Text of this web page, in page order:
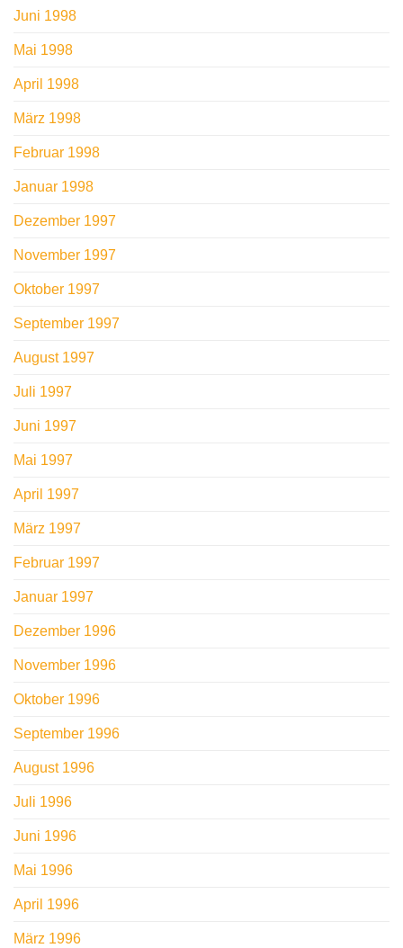
Juni 1998
Mai 1998
April 1998
März 1998
Februar 1998
Januar 1998
Dezember 1997
November 1997
Oktober 1997
September 1997
August 1997
Juli 1997
Juni 1997
Mai 1997
April 1997
März 1997
Februar 1997
Januar 1997
Dezember 1996
November 1996
Oktober 1996
September 1996
August 1996
Juli 1996
Juni 1996
Mai 1996
April 1996
März 1996